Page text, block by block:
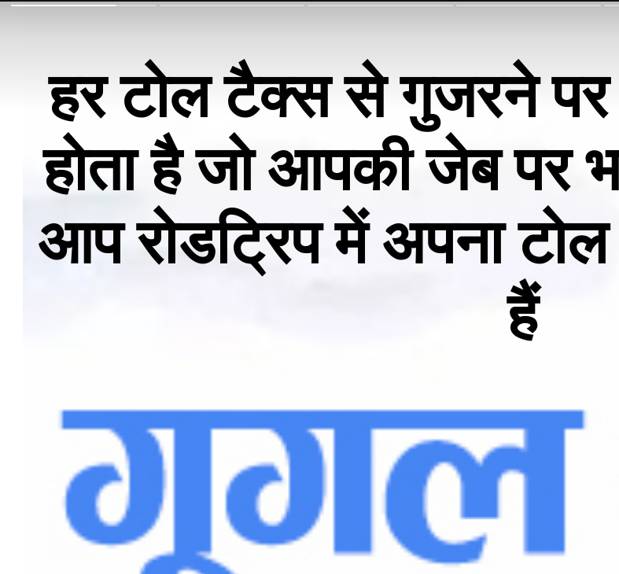
हर टोल टैक्स से गुजरने
होता है जो आपकी जेब पर
आप रोडट्रिप में अपना
हैं